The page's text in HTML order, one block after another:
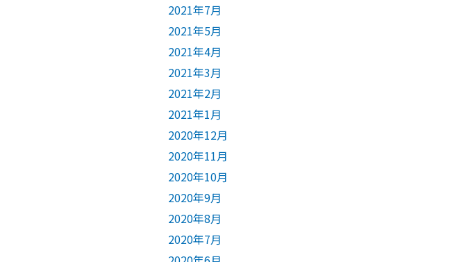
2021年7月
2021年5月
2021年4月
2021年3月
2021年2月
2021年1月
2020年12月
2020年11月
2020年10月
2020年9月
2020年8月
2020年7月